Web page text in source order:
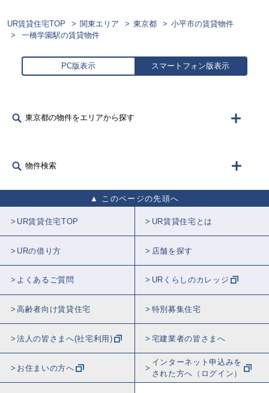
UR賃貸住宅TOP 関東エリア 東京都
小平市の賃貸物件
一橋学園駅の賃貸物件
PC版表示 スマートフォン版表示
東京都の物件をエリアから探す
物件検索
このページの先頭へ
UR賃貸住宅TOP UR賃貸住宅とは
URの借り方 店舗を探す
よくあるご質問 URくらしのカレッジ
高齢者向け賃貸住宅 特別募集住宅
法人の皆さまへ(社宅利用) 宅建業者の皆さまへ
お住まいの方へ
インターネット申込みを
された方へ（ログイン）